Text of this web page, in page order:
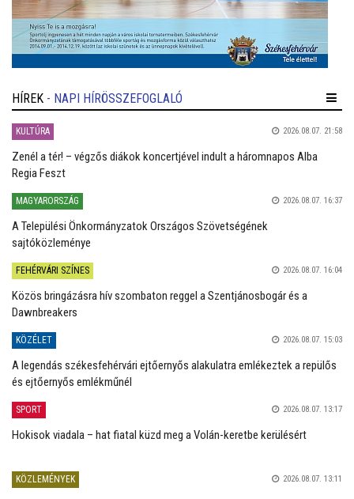
HÍREK - NAPI HÍRÖSSZEFOGLALÓ
KULTÚRA 2026.08.07. 21:58
Zenél a tér! – végzős diákok koncertjével indult a háromnapos Alba
Regia Feszt
MAGYARORSZÁG 2026.08.07. 16:37
A Települési Önkormányzatok Országos Szövetségének
sajtóközleménye
FEHÉRVÁRI SZÍNES 2026.08.07. 16:04
Közös bringázásra hív szombaton reggel a Szentjánosbogár és a
Dawnbreakers
KÖZÉLET 2026.08.07. 15:03
A legendás székesfehérvári ejtőernyős alakulatra emlékeztek a repülős
és ejtőernyős emlékműnél
SPORT 2026.08.07. 13:17
Hokisok viadala – hat fiatal küzd meg a Volán-keretbe kerülésért
KÖZLEMÉNYEK 2026.08.07. 13:11